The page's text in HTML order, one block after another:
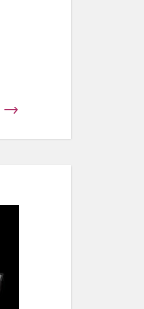
→